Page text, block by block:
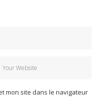
mon site dans le navigateur